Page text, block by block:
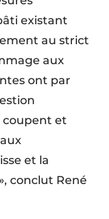
existant
au strict
aux
ont par
coupent et
et la
conclut René